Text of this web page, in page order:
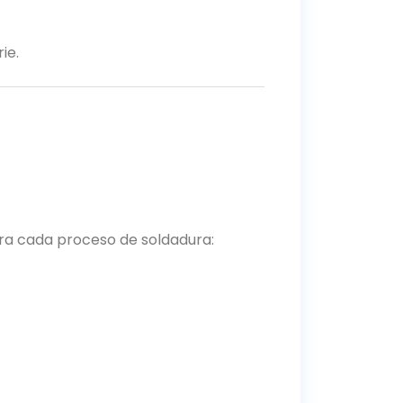
cada proceso de soldadura: